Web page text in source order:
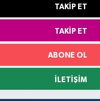
TAKIP ET
TAKIP ET
ABONE OL
İLETIŞIM